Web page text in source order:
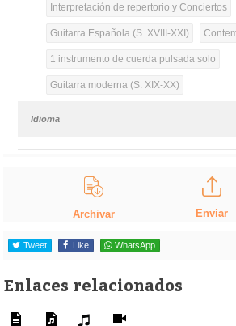
Interpretación de repertorio y Conciertos
Guitarra Española (S. XVIII-XXI)
1 instrumento de cuerda pulsada solo
Guitarra moderna (S. XIX-XX)
Idioma
Archivar Enviar
Tweet Like WhatsApp
Enlaces relacionados